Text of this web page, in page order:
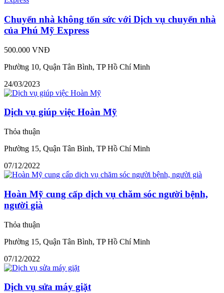
Chuyển nhà không tốn sức với Dịch vụ chuyển nhà
của Phú Mỹ Express
500.000 VNĐ
Phường 10, Quận Tân Bình, TP Hồ Chí Minh
24/03/2023
Dịch vụ giúp việc Hoàn Mỹ
Thỏa thuận
Phường 15, Quận Tân Bình, TP Hồ Chí Minh
07/12/2022
Hoàn Mỹ cung cấp dịch vụ chăm sóc người bệnh,
người già
Thỏa thuận
Phường 15, Quận Tân Bình, TP Hồ Chí Minh
07/12/2022
Dịch vụ sửa máy giặt